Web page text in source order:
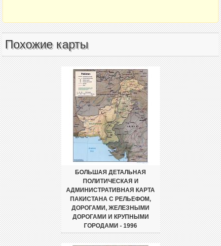
Похожие карты
БОЛЬШАЯ ДЕТАЛЬНАЯ
ПОЛИТИЧЕСКАЯ И
АДМИНИСТРАТИВНАЯ КАРТА
ПАКИСТАНА С РЕЛЬЕФОМ,
ДОРОГАМИ, ЖЕЛЕЗНЫМИ
ДОРОГАМИ И КРУПНЫМИ
ГОРОДАМИ - 1996